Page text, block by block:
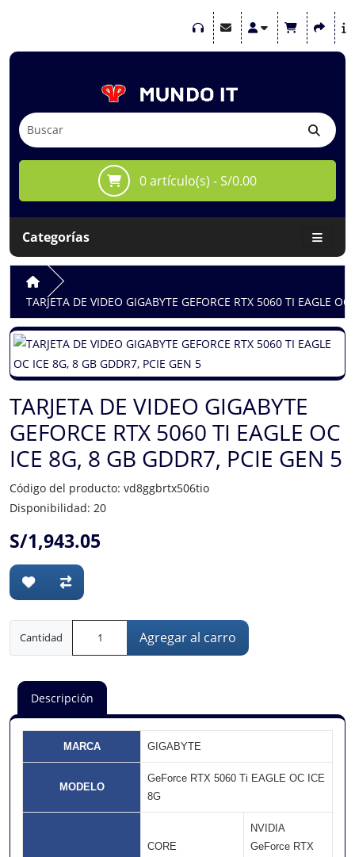
0 artículo(s) - S/0.00
Categorías
TARJETA DE VIDEO GIGABYTE GEFORCE RTX 5060 TI EAGLE
TARJETA DE VIDEO GIGABYTE
GEFORCE RTX 5060 TI EAGLE OC
ICE 8G, 8 GB GDDR7, PCIE GEN 5
Código del producto: vd8ggbrtx506tio
Disponibilidad: 20
S/1,943.05
Cantidad Agregar al carro
Descripción
MARCA GIGABYTE
MODELO
GeForce RTX 5060 Ti EAGLE OC ICE
8G
CORE
NVIDIA
GeForce RTX